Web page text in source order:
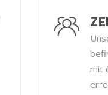
mit